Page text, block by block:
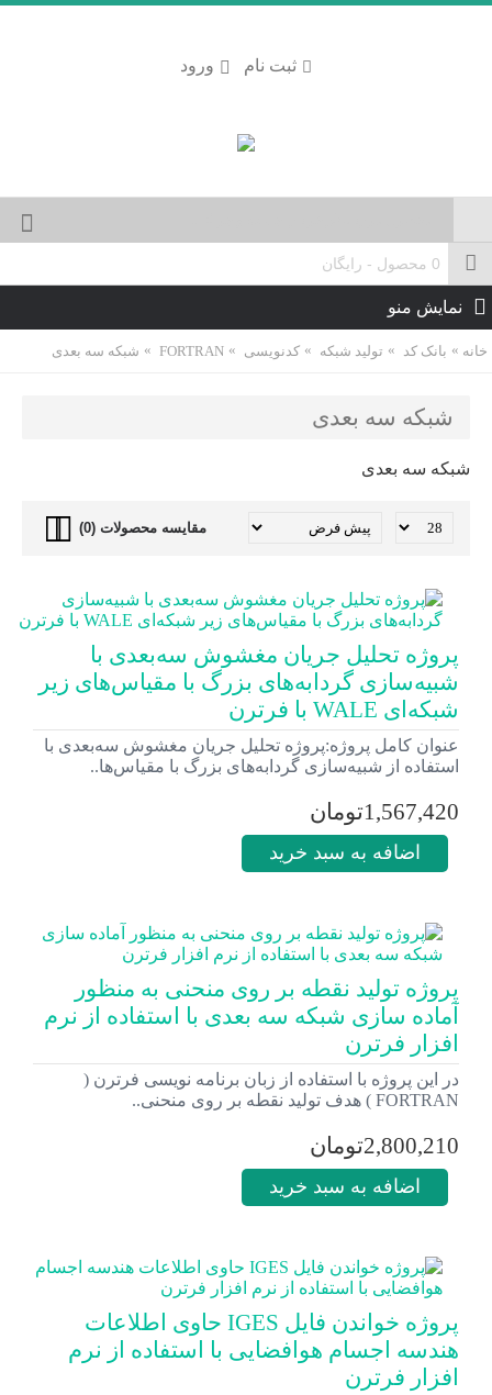
ورود ثبت نام
0 محصول - رایگان
نمایش منو
خانه بانک کد تولید شبکه کدنویسی FORTRAN شبکه سه بعدی
شبکه سه بعدی
شبکه سه بعدی
مقایسه محصولات (0)
پروژه تحلیل جریان مغشوش سه‌بعدی با
شبیه‌سازی گردابه‌های بزرگ با مقیاس‌های زیر
شبکه‌ای WALE با فرترن
عنوان کامل پروژه:پروژه تحلیل جریان مغشوش سه‌بعدی با
استفاده از شبیه‌سازی گردابه‌های بزرگ با مقیاس‌ها..
1,567,420تومان
اضافه به سبد خرید
پروژه تولید نقطه بر روی منحنی به منظور
آماده سازی شبکه سه بعدی با استفاده از نرم
افزار فرترن
در این پروژه با استفاده از زبان برنامه نویسی فرترن (
FORTRAN ) هدف تولید نقطه بر روی منحنی..
2,800,210تومان
اضافه به سبد خرید
پروژه خواندن فایل IGES حاوی اطلاعات
هندسه اجسام هوافضایی با استفاده از نرم
افزار فرترن